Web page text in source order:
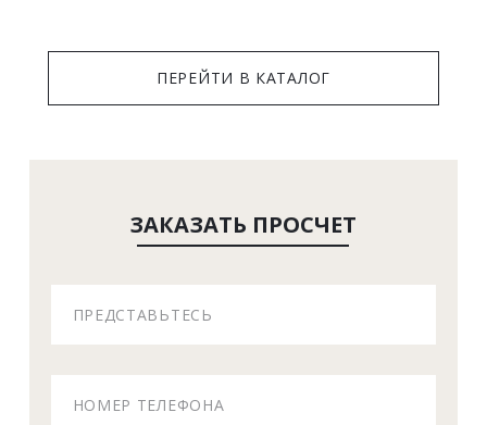
ПЕРЕЙТИ В КАТАЛОГ
ЗАКАЗАТЬ ПРОСЧЕТ